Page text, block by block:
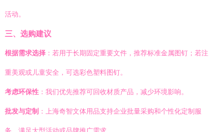
活动。
三、选购建议
根据需求选择 ：若用于长期固定重要文件，推荐标准金属图钉；若注
重美观或儿童安全，可选彩色塑料图钉。
考虑环保性 ：我们优先推荐可回收材质产品，减少环境影响。
批发与定制 ：上海奇智文体用品支持企业批量采购和个性化定制服